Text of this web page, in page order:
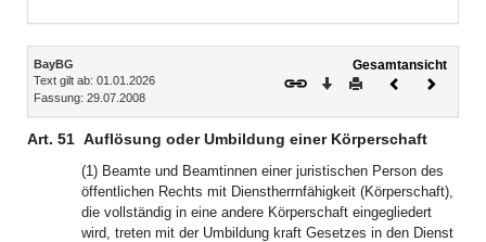
Inhalt
BayBG
Text gilt ab: 01.01.2026
Fassung: 29.07.2008
Gesamtansicht
Download
DruckenVorheriges
Art. 51 Auflösung oder Umbildung einer Körperschaft
(1) Beamte und Beamtinnen einer juristischen Person des
öffentlichen Rechts mit Dienstherrnfähigkeit (Körperschaft),
die vollständig in eine andere Körperschaft eingegliedert
wird, treten mit der Umbildung kraft Gesetzes in den Dienst